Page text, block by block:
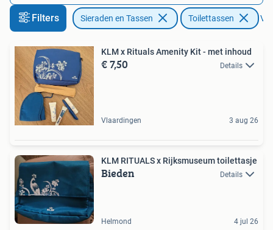
Filters Sieraden en Tassen Toilettassen
KLM x Rituals Amenity Kit - met inhoud
€ 7,50 Details
Vlaardingen 3 aug 26
KLM RITUALS x Rijksmuseum toilettasje
Bieden Details
Helmond 4 jul 26